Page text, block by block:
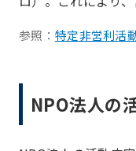
参照： 特定非営利活
NPO法人の